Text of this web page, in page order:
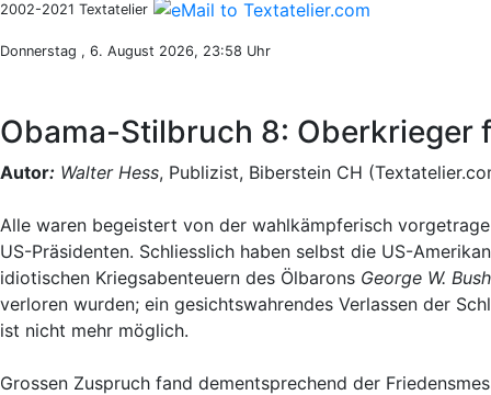
2002-2021 Textatelier
Donnerstag , 6. August 2026, 23:58 Uhr
Obama-Stilbruch 8:
Autor: Walter Hess, Publizist, Biberstein CH
Alle waren begeistert von der wahlkämpferisch
US-Präsidenten. Schliesslich haben selbst die US-
idiotischen Kriegsabenteuern des Ölbarons George W. Bush
verloren wurden; ein gesichtswahrendes Verlassen der
ist nicht mehr möglich.
Grossen Zuspruch fand dementsprechend der